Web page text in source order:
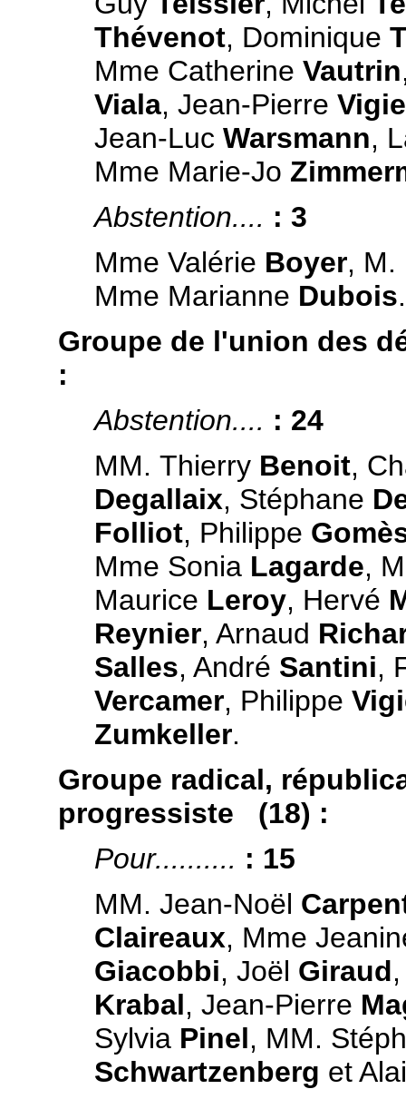
Thévenot, Dominique
Mme Catherine Vautrin
Viala, Jean-Pierre
Jean-Luc Warsmann,
Mme Marie-Jo
Abstention.... : 3
Mme Valérie Boyer, M.
Mme Marianne Dubois.
Groupe de l'union des
:
Abstention.... : 24
MM. Thierry Benoit,
Degallaix, Stéphane
Folliot, Philippe
Mme Sonia Lagarde,
Maurice Leroy, Hervé
Reynier, Arnaud
Salles, André Santini,
Vercamer, Philippe
Zumkeller.
Groupe radical,
progressiste (18) :
Pour.......... : 15
MM. Jean-Noël
Claireaux, Mme
Giacobbi, Joël Giraud
Krabal, Jean-Pierre
Sylvia Pinel, MM.
Schwartzenberg et